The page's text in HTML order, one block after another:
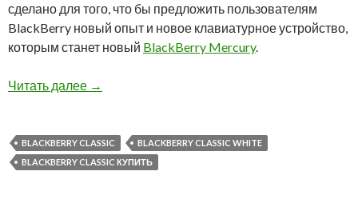
сделано для того, что бы предложить пользователям
BlackBerry новый опыт и новое клавиатурное устройство,
которым станет новый BlackBerry Mercury.
Читать далее Последняя возможность купить BlackBerry
→
BLACKBERRY CLASSIC
BLACKBERRY CLASSIC WHITE
BLACKBERRY CLASSIC КУПИТЬ